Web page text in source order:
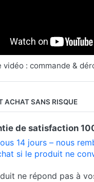
vidéo : commande &
ACHAT SANS RISQUE
de satisfaction
14 jours – nous
si le produit ne
ne répond pas à